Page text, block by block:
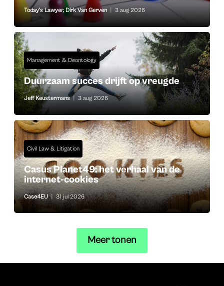
Today's Lawyer, Dirk Van Gerven 3 aug 2026
Management & Deontology
Duurzaam succes drijft op vreugde
Jeff Keustermans 3 aug 2026
Civil Law & Litigation
Casus Planet49: het verhaal van de
internet-cookies
Case4EU 31 jul 2026
Meer tonen